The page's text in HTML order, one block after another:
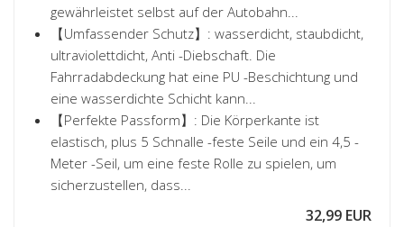
gewährleistet selbst auf der Autobahn...
【Umfassender Schutz】: wasserdicht, staubdicht,
ultraviolettdicht, Anti -Diebschaft. Die
Fahrradabdeckung hat eine PU -Beschichtung und
eine wasserdichte Schicht kann...
【Perfekte Passform】: Die Körperkante ist
elastisch, plus 5 Schnalle -feste Seile und ein 4,5 -
Meter -Seil, um eine feste Rolle zu spielen, um
sicherzustellen, dass...
32,99 EUR